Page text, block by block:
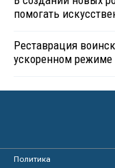
помогать
Реставрация
ускоренном режиме
Политика